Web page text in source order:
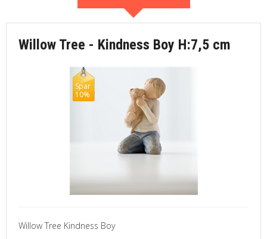
Willow Tree - Kindness Boy H:7,5 cm
Spar
10%
Willow Tree Kindness Boy